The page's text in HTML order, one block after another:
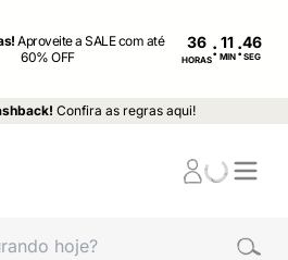
Aproveite a SALE com até
60% OFF
36
HORAS: MIN : SEG
Confira as regras aqui!